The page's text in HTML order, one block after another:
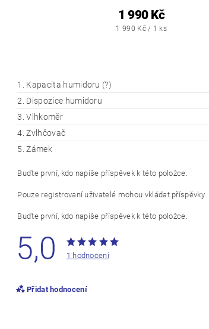
1 990 Kč
1 990 Kč / 1 ks
1. Kapacita humidoru (?)
2. Dispozice humidoru
3. Vlhkoměr
4. Zvlhčovač
5. Zámek
Buďte první, kdo napíše příspěvek k této položce.
Pouze registrovaní uživatelé mohou vkládat příspěvky.
Buďte první, kdo napíše příspěvek k této položce.
5,0 1 hodnocení
Přidat hodnocení